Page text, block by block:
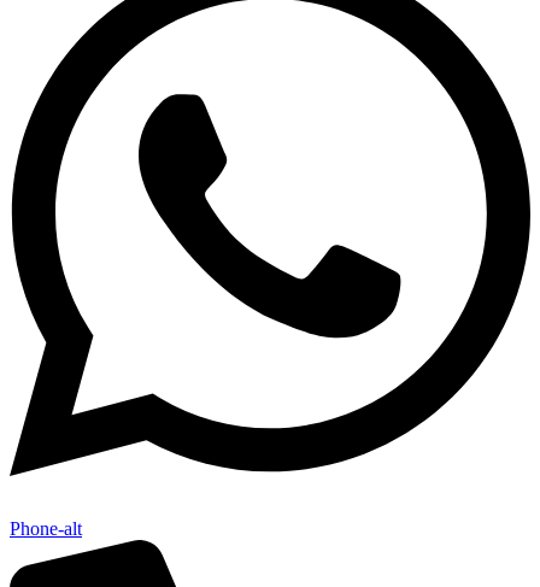
Phone-alt